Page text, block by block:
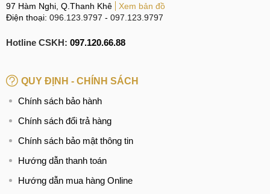
97 Hàm Nghi, Q.Thanh Khê
Xem bản đồ
Điện thoại: 096.123.9797 - 097.123.9797
Hotline CSKH: 097.120.66.88
QUY ĐỊNH - CHÍNH SÁCH
Chính sách bảo hành
Chính sách đổi trả hàng
Chính sách bảo mật thông tin
Hướng dẫn thanh toán
Hướng dẫn mua hàng Online